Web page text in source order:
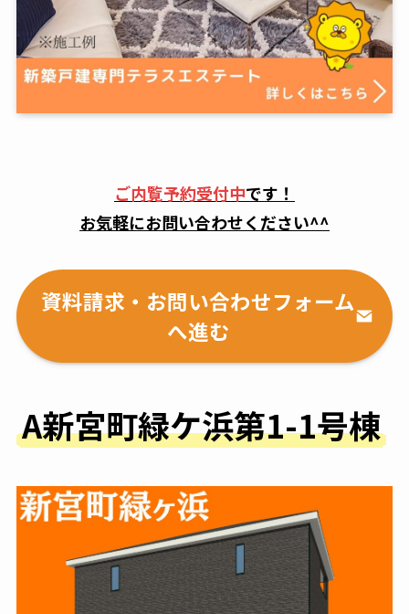
ご内覧予約受付中です！
お気軽にお問い合わせください^^
資料請求・お問い合わせフォーム
へ進む
A新宮町緑ケ浜第1-1号棟